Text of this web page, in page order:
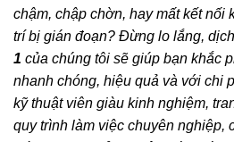
chậm, chập chờn, hay mất kết nối
trí bị gián đoạn? Đừng lo lắng,
1 của chúng tôi sẽ giúp bạn khắc
nhanh chóng, hiệu quả và với chi
kỹ thuật viên giàu kinh nghiệm,
quy trình làm việc chuyên nghiệp,